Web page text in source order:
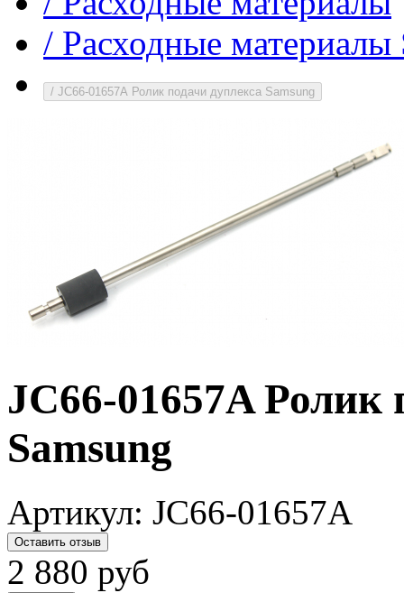
/ Расходные материалы
/ JC66-01657A Ролик подачи дуплекса Samsung
JC66-01657A Ролик
Samsung
Артикул: JC66-01657A
Оставить отзыв
2 880 руб